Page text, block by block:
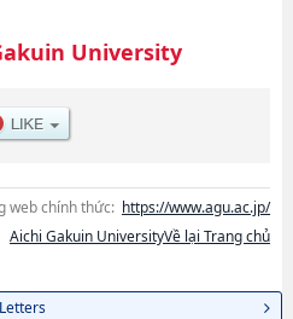
là về các
and Physical
số lượng tuyển sinh, số lượng trúng
địa điểm v.v...
University
web chính thức: https://www.agu.ac.jp/
Aichi Gakuin UniversityVề lại Trang chủ
Letters